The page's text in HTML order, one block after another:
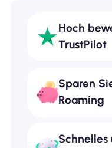
Hoch
TrustPilot
Sparen
Roaming
Schnelles